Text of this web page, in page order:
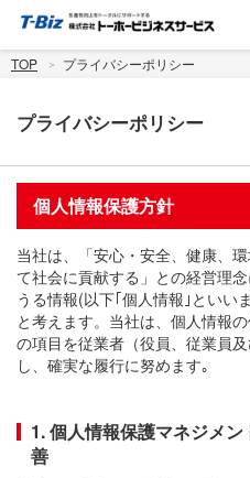
TOP プライバシーポリシー
プライバシーポリシー
個人情報保護方針
当社は、「安心・安全、健康、
て社会に貢献する」との経営理
うる情報(以下｢個人情報｣といい
と考えます。当社は、個人情報
の項目を従業者（役員、従業員
し、確実な履行に努めます｡
1. 個人情報保護マネジメ
善